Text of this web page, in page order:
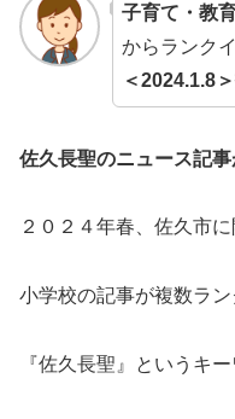
子育て・教
からランク
＜2024.1.8
佐久長聖のニュース記
２０２４年春、佐久市
小学校の記事が複数ラン
『佐久長聖』というキ